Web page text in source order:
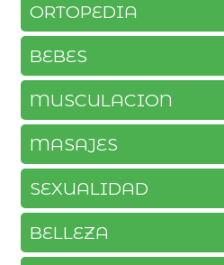
ORTOPEDIA
BEBES
MUSCULACION
MASAJES
SEXUALIDAD
BELLEZA